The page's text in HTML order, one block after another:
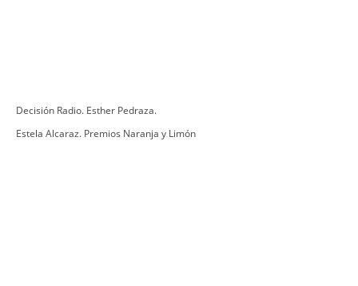
Decisión Radio. Esther Pedraza.
Estela Alcaraz. Premios Naranja y Limón